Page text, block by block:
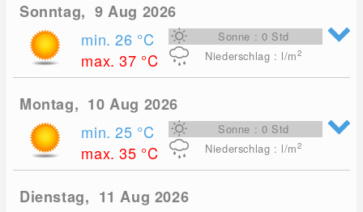
Sonntag, 9 Aug 2026
min. 26 °C
max. 37 °C
Sonne : 0 Std
Niederschlag : l/m2
Montag, 10 Aug 2026
min. 25 °C
max. 35 °C
Sonne : 0 Std
Niederschlag : l/m2
Dienstag, 11 Aug 2026